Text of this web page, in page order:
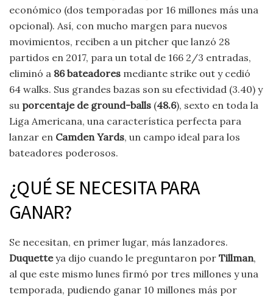
económico (dos temporadas por 16 millones más una
opcional). Así, con mucho margen para nuevos
movimientos, reciben a un pitcher que lanzó 28
partidos en 2017, para un total de 166 2/3 entradas,
eliminó a 86 bateadores mediante strike out y cedió
64 walks. Sus grandes bazas son su efectividad (3.40) y
su porcentaje de ground-balls (48.6), sexto en toda la
Liga Americana, una característica perfecta para
lanzar en Camden Yards, un campo ideal para los
bateadores poderosos.
¿QUÉ SE NECESITA PARA
GANAR?
Se necesitan, en primer lugar, más lanzadores.
Duquetteya dijo cuando le preguntaron por Tillman,
al que este mismo lunes firmó por tres millones y una
temporada, pudiendo ganar 10 millones más por